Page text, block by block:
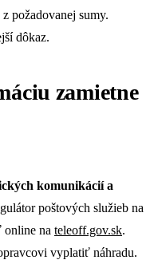
z požadovanej sumy.
dôkaz.
zamietne
komunikácií a
poštových služieb na
online na teleoff.gov.sk.
vyplatiť náhradu.